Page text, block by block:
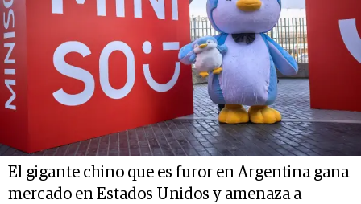
El gigante chino que es furor en Argentina gana
mercado en Estados Unidos y amenaza a